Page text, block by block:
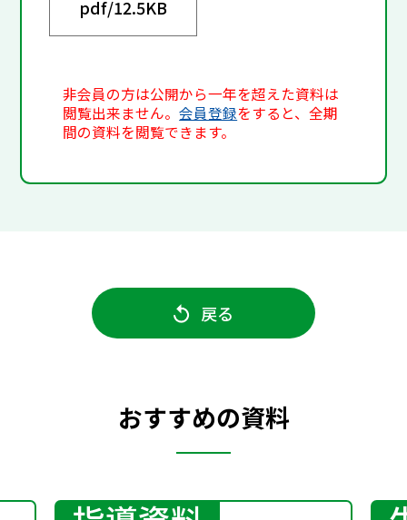
pdf/12.5KB
非会員の方は公開から一年を超えた資料は
閲覧出来ません。会員登録をすると、全期
間の資料を閲覧できます。
戻る
おすすめの資料